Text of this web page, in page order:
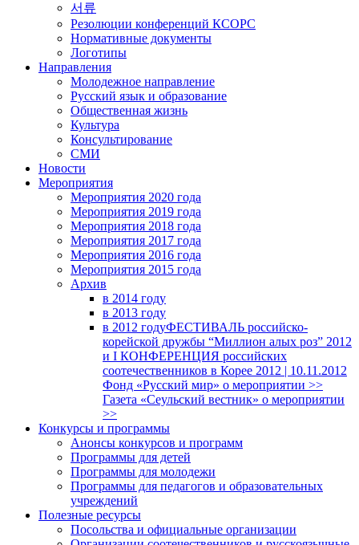
서류
Резолюции конференций КСОРС
Нормативные документы
Логотипы
Направления
Молодежное направление
Русский язык и образование
Общественная жизнь
Культура
Консультирование
СМИ
Новости
Мероприятия
Мероприятия 2020 года
Мероприятия 2019 года
Мероприятия 2018 годa
Мероприятия 2017 года
Мероприятия 2016 года
Мероприятия 2015 года
Архив
в 2014 году
в 2013 году
в 2012 годуФЕСТИВАЛЬ российско-
корейской дружбы “Миллион алых роз” 2012
и I КОНФЕРЕНЦИЯ российских
соотечественников в Корее 2012 | 10.11.2012
Фонд «Русский мир» о мероприятии >>
Газета «Сеульский вестник» о мероприятии
>>
Конкурсы и программы
Анонсы конкурсов и программ
Программы для детей
Программы для молодежи
Программы для педагогов и образовательных
учреждений
Полезные ресурсы
Посольства и официальные организации